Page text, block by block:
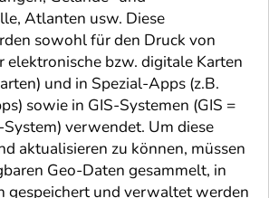
Atlanten usw. Diese
sowohl für den Druck von
elektronische bzw. digitale Karten
und in Spezial-Apps (z.B.
sowie in GIS-Systemen (GIS =
verwendet. Um diese
aktualisieren zu können, müssen
Geo-Daten gesammelt, in
gespeichert und verwaltet werden